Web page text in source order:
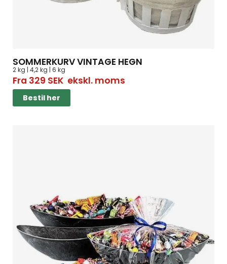
SOMMERKURV VINTAGE HEGN
2 kg | 4,2 kg | 6 kg
Fra 329 SEKekskl. moms
Bestil her